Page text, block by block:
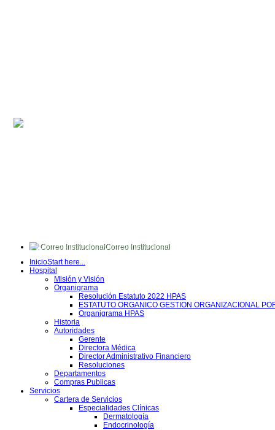
Correo Institucional
Intranet
Quipux
InicioStart here...
Hospital
Misión y Visión
Organigrama
Resolución Estatuto 2022 HPAS
ESTATUTO ORGANICO GESTION ORGANIZACIONAL
Organigrama HPAS
Historia
Autoridades
Gerente
Directora Médica
Director Administrativo Financiero
Resoluciones
Departamentos
Compras Publicas
Servicios
Cartera de Servicios
Especialidades Clínicas
Dermatología
Endocrinología